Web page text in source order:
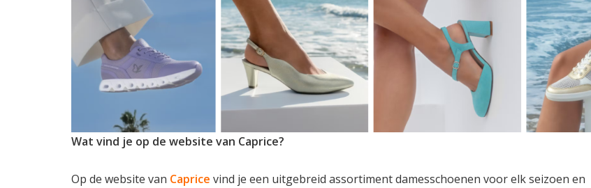
Wat vind je op de website van Caprice?
Op de website van Caprice vind je een uitgebreid assortiment damesschoenen voor elk seizoen en